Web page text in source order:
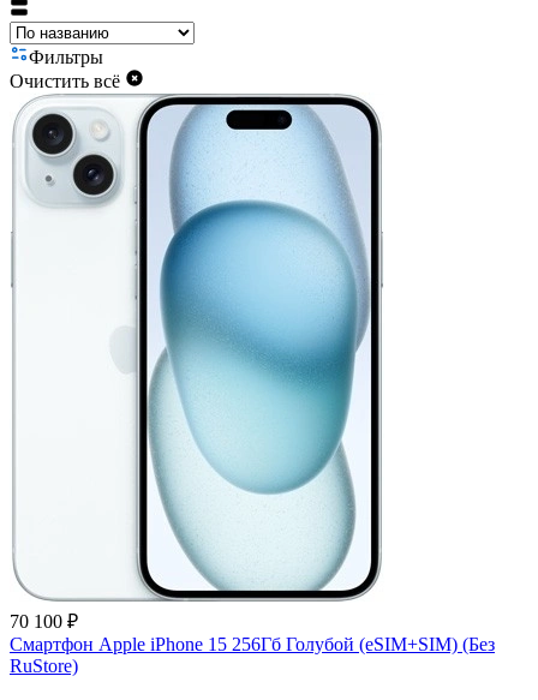
Фильтры
Очистить всё
70 100 ₽
Смартфон Apple iPhone 15 256Гб Голубой (eSIM+SIM) (Без
RuStore)